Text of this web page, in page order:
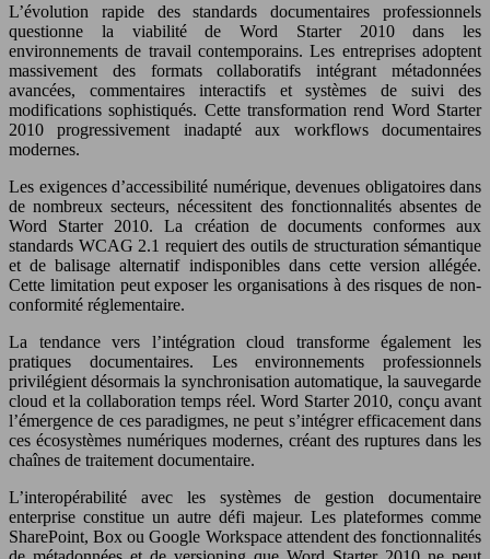
L’évolution rapide des standards documentaires professionnels
questionne la viabilité de Word Starter 2010 dans les
environnements de travail contemporains. Les entreprises adoptent
massivement des formats collaboratifs intégrant métadonnées
avancées, commentaires interactifs et systèmes de suivi des
modifications sophistiqués. Cette transformation rend Word Starter
2010 progressivement inadapté aux workflows documentaires
modernes.
Les exigences d’accessibilité numérique, devenues obligatoires dans
de nombreux secteurs, nécessitent des fonctionnalités absentes de
Word Starter 2010. La création de documents conformes aux
standards WCAG 2.1 requiert des outils de structuration sémantique
et de balisage alternatif indisponibles dans cette version allégée.
Cette limitation peut exposer les organisations à des risques de non-
conformité réglementaire.
La tendance vers l’intégration cloud transforme également les
pratiques documentaires. Les environnements professionnels
privilégient désormais la synchronisation automatique, la sauvegarde
cloud et la collaboration temps réel. Word Starter 2010, conçu avant
l’émergence de ces paradigmes, ne peut s’intégrer efficacement dans
ces écosystèmes numériques modernes, créant des ruptures dans les
chaînes de traitement documentaire.
L’interopérabilité avec les systèmes de gestion documentaire
enterprise constitue un autre défi majeur. Les plateformes comme
SharePoint, Box ou Google Workspace attendent des fonctionnalités